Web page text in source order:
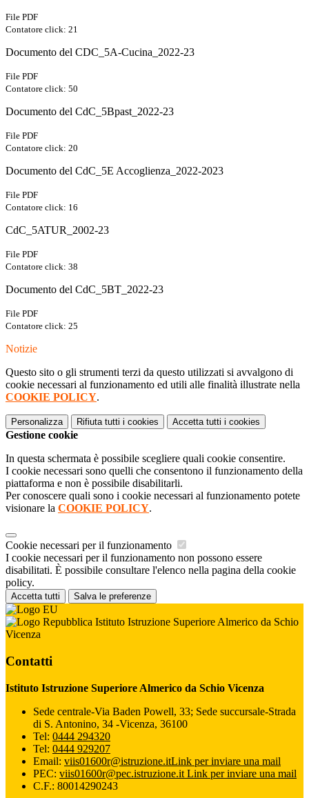
File PDF
Contatore click: 21
Documento del CDC_5A-Cucina_2022-23
File PDF
Contatore click: 50
Documento del CdC_5Bpast_2022-23
File PDF
Contatore click: 20
Documento del CdC_5E Accoglienza_2022-2023
File PDF
Contatore click: 16
CdC_5ATUR_2002-23
File PDF
Contatore click: 38
Documento del CdC_5BT_2022-23
File PDF
Contatore click: 25
Notizie
Questo sito o gli strumenti terzi da questo utilizzati si avvalgono di
cookie necessari al funzionamento ed utili alle finalità illustrate nella
COOKIE POLICY.
Personalizza Rifiuta tutti i cookies Accetta tutti i cookies
Gestione cookie
In questa schermata è possibile scegliere quali cookie consentire.
I cookie necessari sono quelli che consentono il funzionamento della
piattaforma e non è possibile disabilitarli.
Per conoscere quali sono i cookie necessari al funzionamento potete
visionare la COOKIE POLICY.
Cookie necessari per il funzionamento
I cookie necessari per il funzionamento non possono essere
disabilitati. È possibile consultare l'elenco nella pagina della cookie
policy.
Accetta tutti Salva le preferenze
Istituto Istruzione Superiore Almerico da Schio
Vicenza
Contatti
Istituto Istruzione Superiore Almerico da Schio Vicenza
Sede centrale-Via Baden Powell, 33; Sede succursale-Strada
di S. Antonino, 34 -Vicenza, 36100
Tel: 0444 294320
Tel: 0444 929207
Email: viis01600r@istruzione.itLink per inviare una mail
PEC: viis01600r@pec.istruzione.it Link per inviare una mail
C.F.: 80014290243